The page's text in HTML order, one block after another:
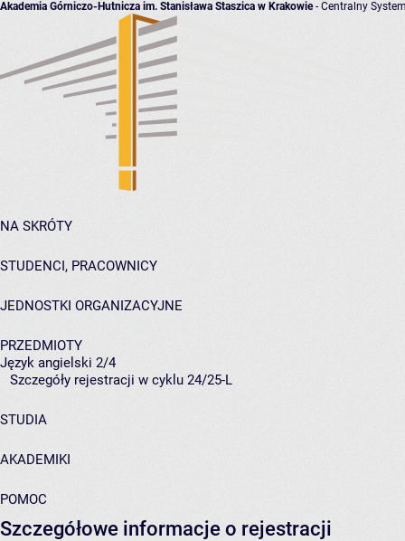
Akademia Górniczo-Hutnicza im. Stanisława Staszica w Krakowie- Centralny
NA SKRÓTY
STUDENCI, PRACOWNICY
JEDNOSTKI ORGANIZACYJNE
PRZEDMIOTY
Język angielski 2/4
Szczegóły rejestracji w cyklu 24/25-L
STUDIA
AKADEMIKI
POMOC
Szczegółowe informacje o rejestracji